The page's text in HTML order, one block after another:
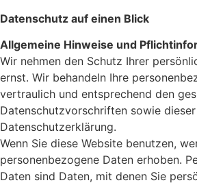
Datenschutz auf einen Blick
Allgemeine Hinweise und
Wir nehmen den Schutz Ihrer
ernst. Wir behandeln Ihre
vertraulich und entsprechend den
Datenschutzvorschriften sowie dieser
Datenschutzerklärung.
Wenn Sie diese Website benutzen,
personenbezogene Daten erhoben.
Daten sind Daten, mit denen Sie